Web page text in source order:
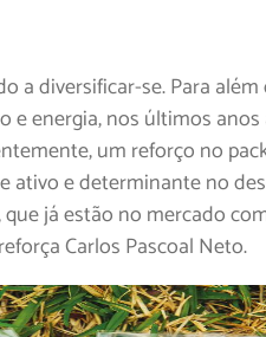
a diversificar-se. Para além
e energia, nos últimos
um reforço no
ativo e determinante no
já estão no mercado
Carlos Pascoal Neto.